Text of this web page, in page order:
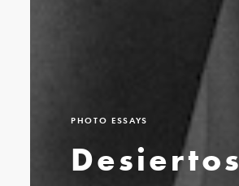
PHOTO ESSAYS
Desiertos